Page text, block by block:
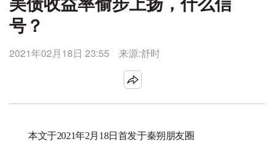
号？
2021年02月18日 23:55 来源:舒时
本文于2021年2月18日首发于秦朔朋友圈